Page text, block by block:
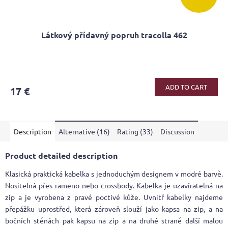
Látkový přídavný popruh tracolla 462
17 € ADD TO CART
Description Alternative (16) Rating (33) Discussion
Product detailed description
Klasická praktická kabelka s jednoduchým designem v modré barvě.
Nositelná přes rameno nebo crossbody. Kabelka je uzavíratelná na
zip a je vyrobena z pravé poctivé kůže. Uvnitř kabelky najdeme
přepážku uprostřed, která zároveň slouží jako kapsa na zip, a na
bočních stěnách pak kapsu na zip a na druhé straně další malou